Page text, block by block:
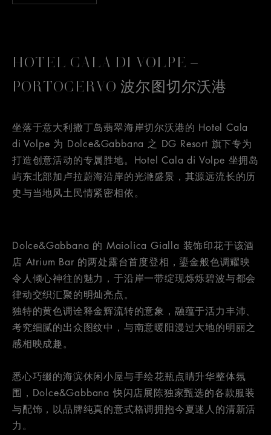
HOTEL CALA DI VOLPE –
PORTOCERVO 波尔图切尔沃港
坐落于意大利撒丁岛翡翠海岸切尔沃港的 Hotel Cala
di Volpe 为 Dolce&Gabbana 之 DG Resort 旗下专为
打造创意活动的专属胜地。Hotel Cala di Volpe 坐拥岛
屿东北部加卢拉蔚海沿岸的光滟盛景，其源远流长的历
史与当地风土民情紧密相依。
Dolce&Gabbana 的 Maiolica Gialla 装饰印花于该酒
店 Atrium Bar 的两处露台首度登相，鎏金般色调耀映
令人倾心神往的魅力，于沿岸一带绽现烁烁碧波与都会
律动交织汇聚的明灿亮点。
独特的黄色调诠释金辉流转的意象，融蕴于活力丰沛、
考究细腻的出众图纹中，与南意暖阳漫过大地的明丽之
感相映成趣。
悉心巧缀的海滨休闲小屋与手绘花瓶点睛升华整体氛
围，Dolce&Gabbana 快闪店展陈独家甄选的各款服装
与配饰，以品牌纯真的意式格调拥抱今夏迷人的清新活
力。